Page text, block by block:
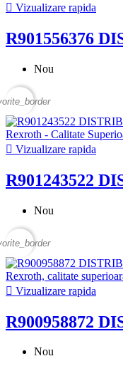
 Vizualizare rapida
R901556376
Nou
 Vizualizare rapida
R901243522
Nou
 Vizualizare rapida
R900958872
Nou